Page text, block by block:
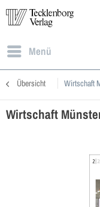
Menü
Übersicht Wirtschaft
Wirtschaft